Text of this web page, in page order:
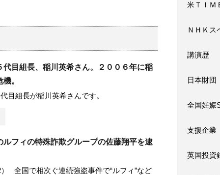
代目組長、稲川英希さん。２００６年に稲
。
目組長が稲川英希さんです。
ルフィの特殊詐欺グループの佐藤翔平を逮
全国で相次ぐ連続強盗事件で“ルフィ”など
米ＴＩＭ
ＮＨＫス
講演歴
日本財団
全国妊娠
支援企業
英国投資